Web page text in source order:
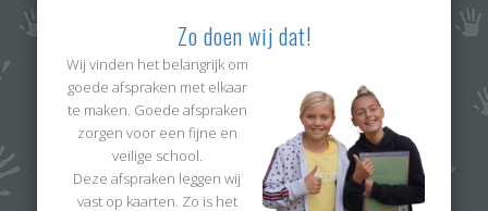
Zo doen wij dat!
Wij vinden het belangrijk om
goede afspraken met elkaar
te maken. Goede afspraken
zorgen voor een fijne en
veilige school.
Deze afspraken leggen wij
vast op kaarten. Zo is het